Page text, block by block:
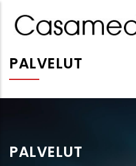
pääsisältöön
PALVELUT
PALVELUT